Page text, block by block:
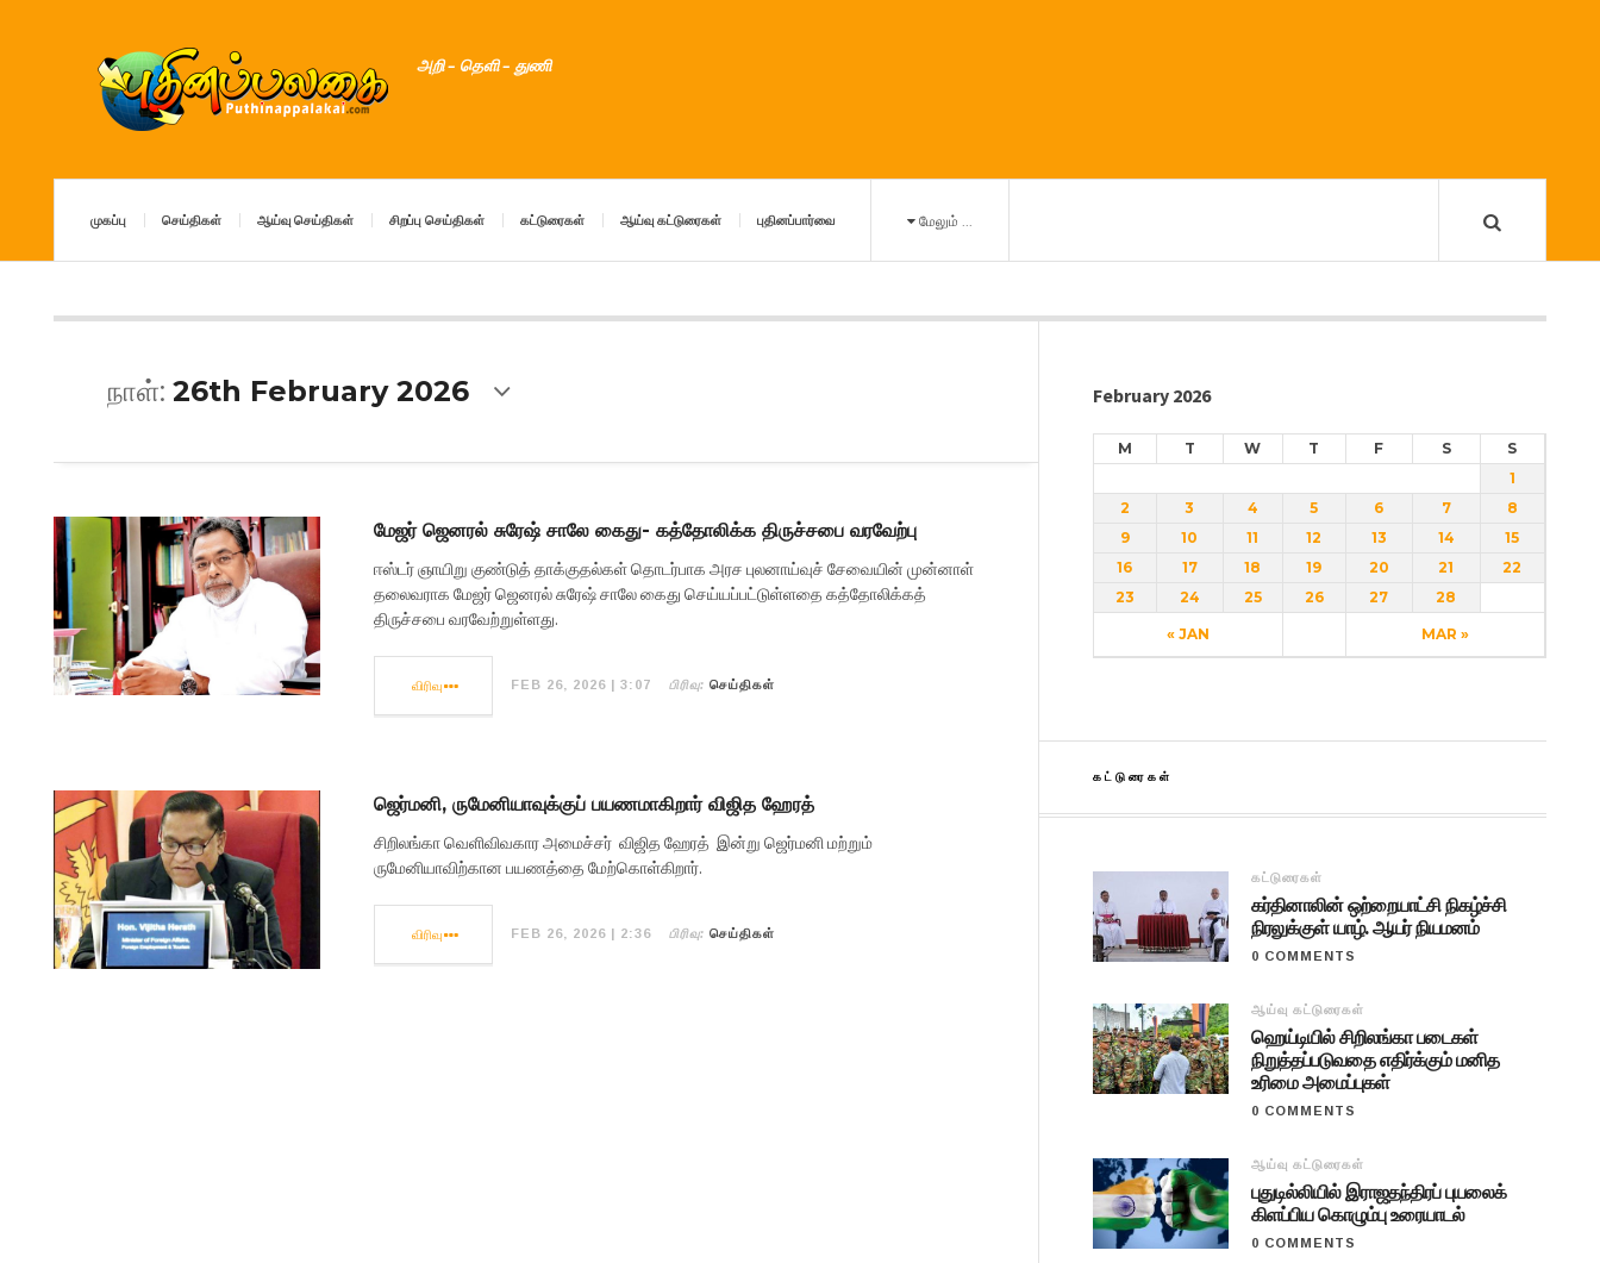
அறி – தெளி – துணி
முகப்பு செய்திகள் ஆய்வு செய்திகள் சிறப்பு செய்திகள் கட்டுரைகள் ஆய்வு கட்டுரைகள் புதினப்பார்வை மேலும் ...
நாள்: 26th February 2026
மேஜர் ஜெனரல் சுரேஷ் சாலே கைது- கத்தோலிக்க திருச்சபை வரவேற்பு
ஈஸ்டர் ஞாயிறு குண்டுத் தாக்குதல்கள் தொடர்பாக அரச புலனாய்வுச் சேவையின் முன்னாள்
தலைவராக மேஜர் ஜெனரல் சுரேஷ் சாலே கைது செய்யப்பட்டுள்ளதை கத்தோலிக்கத்
திருச்சபை வரவேற்றுள்ளது.
விரிவு FEB 26, 2026 | 3:07 பிரிவு: செய்திகள்
ஜெர்மனி, ருமேனியாவுக்குப் பயணமாகிறார் விஜித ஹேரத்
சிறிலங்கா வெளிவிவகார அமைச்சர் விஜித ஹேரத் இன்று ஜெர்மனி மற்றும்
ருமேனியாவிற்கான பயணத்தை மேற்கொள்கிறார்.
விரிவு FEB 26, 2026 | 2:36 பிரிவு: செய்திகள்
February 2026
M T W T F S S
« JAN MAR »
1
2
3 4 5 6 7
8
9
10 11 12 13 14
15
16
17 18 19 20 21
22
23
24 25 26 27 28
கட்டுரைகள்
கட்டுரைகள்
கர்தினாலின் ஒற்றையாட்சி நிகழ்ச்சி
நிரலுக்குள் யாழ். ஆயர் நியமனம்
0 COMMENTS
ஆய்வு கட்டுரைகள்
ஹெய்டியில் சிறிலங்கா படைகள்
நிறுத்தப்படுவதை எதிர்க்கும் மனித
உரிமை அமைப்புகள்
0 COMMENTS
ஆய்வு கட்டுரைகள்
புதுடில்லியில் இராஜதந்திரப் புயலைக்
கிளப்பிய கொழும்பு உரையாடல்
0 COMMENTS